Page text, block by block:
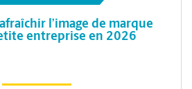
l’image de marque
entreprise en 2026